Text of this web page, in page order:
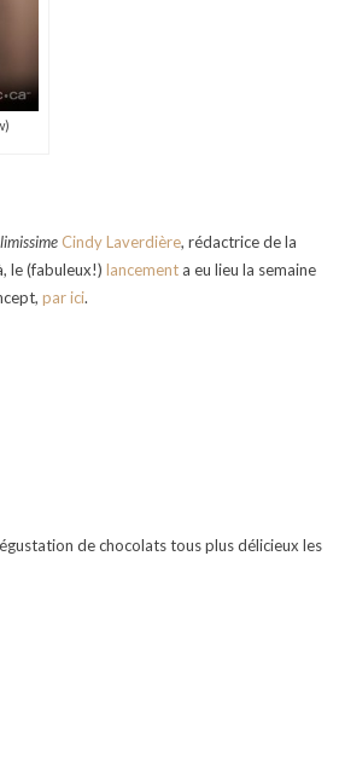
Cindy Laverdière, rédactrice de la
le (fabuleux!) lancement a eu lieu la semaine
par ici.
de chocolats tous plus délicieux les